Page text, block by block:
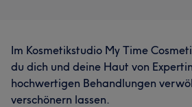
Im Kosmetikstudio My Time
du dich und deine Haut von
hochwertigen Behandlungen
verschönern lassen.